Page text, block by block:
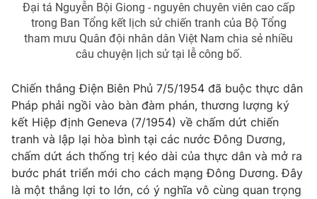
Đại tá Nguyễn Bội Giong - nguyên chuyên viên cao cấp
trong Ban Tổng kết lịch sử chiến tranh của Bộ Tổng
tham mưu Quân đội nhân dân Việt Nam chia sẻ nhiều
câu chuyện lịch sử tại lễ công bố.
Chiến thắng Điện Biên Phủ 7/5/1954 đã buộc thực dân
Pháp phải ngồi vào bàn đàm phán, thương lượng ký
kết Hiệp định Geneva (7/1954) về chấm dứt chiến
tranh và lập lại hòa bình tại các nước Đông Dương,
chấm dứt ách thống trị kéo dài của thực dân và mở ra
bước phát triển mới cho cách mạng Đông Dương. Đây
là một thắng lợi to lớn, có ý nghĩa vô cùng quan trọng